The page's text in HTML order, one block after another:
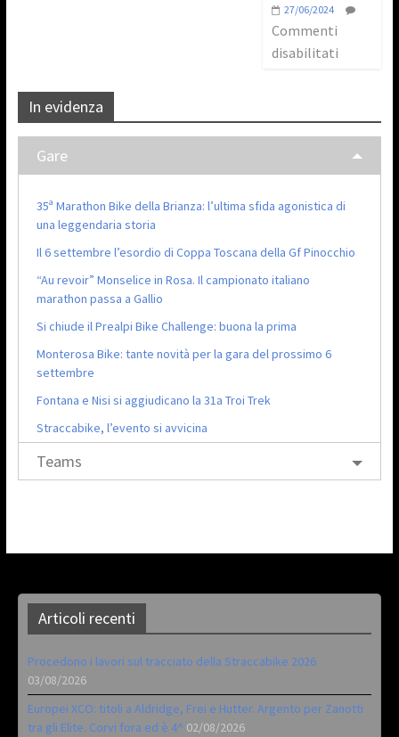
27/06/2024
Commenti
disabilitati
In evidenza
Gare
35ª Marathon Bike della Brianza: l’ultima sfida agonistica di
una leggendaria storia
Il 6 settembre l’esordio di Coppa Toscana della Gf Pinocchio
“Au revoir” Monselice in Rosa. Il campionato italiano
marathon passa a Gallio
Si chiude il Prealpi Bike Challenge: buona la prima
Monterosa Bike: tante novità per la gara del prossimo 6
settembre
Fontana e Nisi si aggiudicano la 31a Troi Trek
Straccabike, l’evento si avvicina
Teams
Articoli recenti
Procedono i lavori sul tracciato della Straccabike 2026
03/08/2026
Europei XCO: titoli a Aldridge, Frei e Hutter. Argento per Zanotti
tra gli Elite. Corvi fora ed è 4^ 02/08/2026